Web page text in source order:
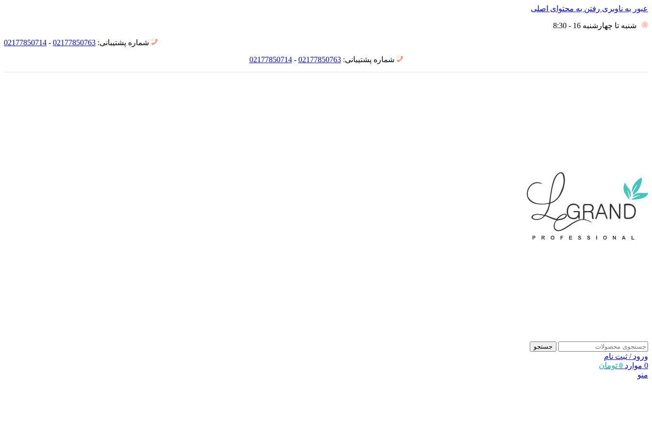
عبور به ناوبری رفتن به محتوای اصلی
شنبه تا چهارشنبه 16 - 8:30
شماره پشتیبانی: 02177850763
-
02177850714
شماره پشتیبانی:02177850763
-
02177850714
جستجو
ورود / ثبت نام
0 موارد 0 تومان
منو